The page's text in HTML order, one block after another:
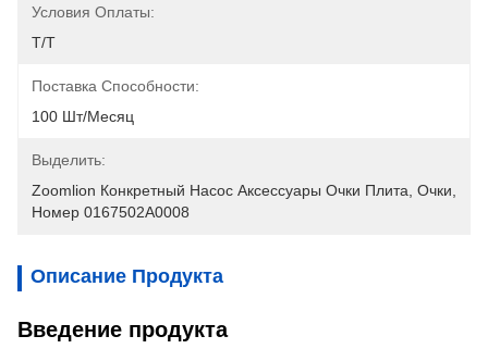
Условия Оплаты:
T/T
Поставка Способности:
100 Шт/месяц
Выделить:
Zoomlion Конкретный Насос Аксессуары Очки Плита Очки
Номер 0167502A0008
Описание Продукта
Введение продукта